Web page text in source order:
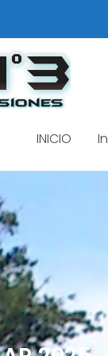
INICIO